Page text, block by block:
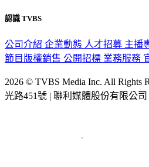
認識 TVBS
公司介紹 企業動態 人才招募 主播
節目版權銷售 公開招標 業務服務
2026 © TVBS Media Inc. All Rights
光路451號 | 聯利媒體股份有限公司